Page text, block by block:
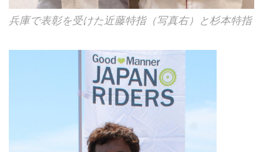
兵庫で表彰を受けた近藤特指（写真右）と杉本特指